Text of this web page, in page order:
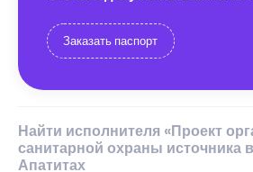
Заказать паспорт
Найти исполнителя «Проект
санитарной охраны источника
Апатитах